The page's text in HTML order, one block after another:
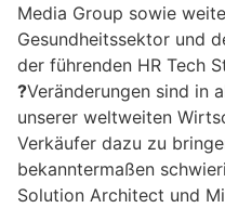
Media Group sowie
Gesundheitssektor und
der führenden HR Tech
?Veränderungen sind in
unserer weltweiten
Verkäufer dazu zu
bekanntermaßen
Solution Architect und